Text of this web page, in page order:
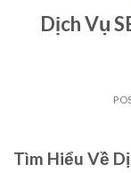
Dịch Vụ
Tìm Hiểu Về